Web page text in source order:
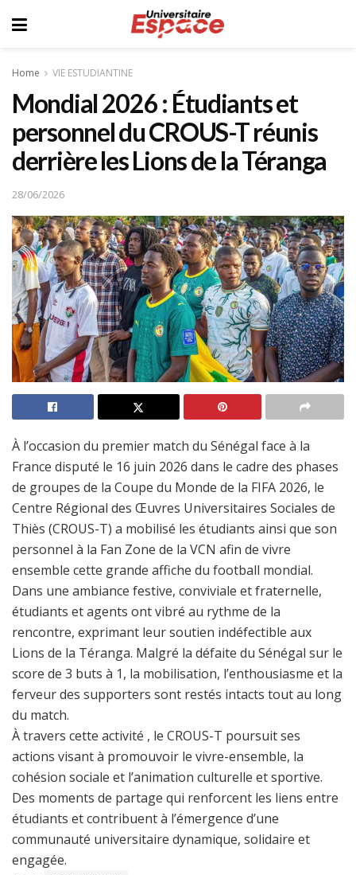
Home VIE ESTUDIANTINE
Mondial 2026 : Étudiants et
personnel du CROUS-T réunis
derrière les Lions de la Téranga
28/06/2026
À l’occasion du premier match du Sénégal face à la
France disputé le 16 juin 2026 dans le cadre des phases
de groupes de la Coupe du Monde de la FIFA 2026, le
Centre Régional des Œuvres Universitaires Sociales de
Thiès (CROUS-T) a mobilisé les étudiants ainsi que son
personnel à la Fan Zone de la VCN afin de vivre
ensemble cette grande affiche du football mondial.
Dans une ambiance festive, conviviale et fraternelle,
étudiants et agents ont vibré au rythme de la
rencontre, exprimant leur soutien indéfectible aux
Lions de la Téranga. Malgré la défaite du Sénégal sur le
score de 3 buts à 1, la mobilisation, l’enthousiasme et la
ferveur des supporters sont restés intacts tout au long
du match.
À travers cette activité , le CROUS-T poursuit ses
actions visant à promouvoir le vivre-ensemble, la
cohésion sociale et l’animation culturelle et sportive.
Des moments de partage qui renforcent les liens entre
étudiants et contribuent à l’émergence d’une
communauté universitaire dynamique, solidaire et
engagée.